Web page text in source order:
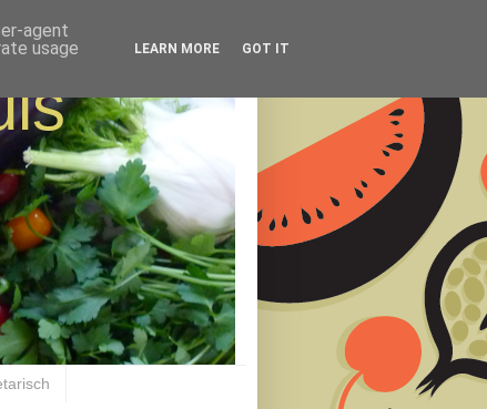
agent
usage
LEARN MORE GOT IT